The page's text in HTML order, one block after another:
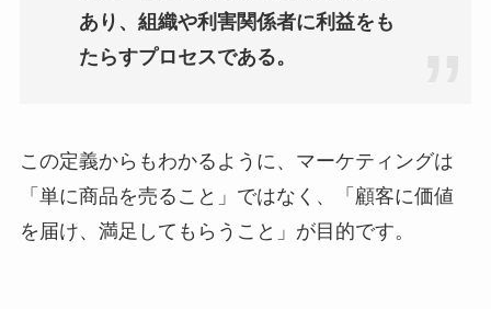
あり、組織や利害関係者に利益をも
たらすプロセスである。
この定義からもわかるように、マーケティングは
「単に商品を売ること」ではなく、「顧客に価値
を届け、満足してもらうこと」が目的です。